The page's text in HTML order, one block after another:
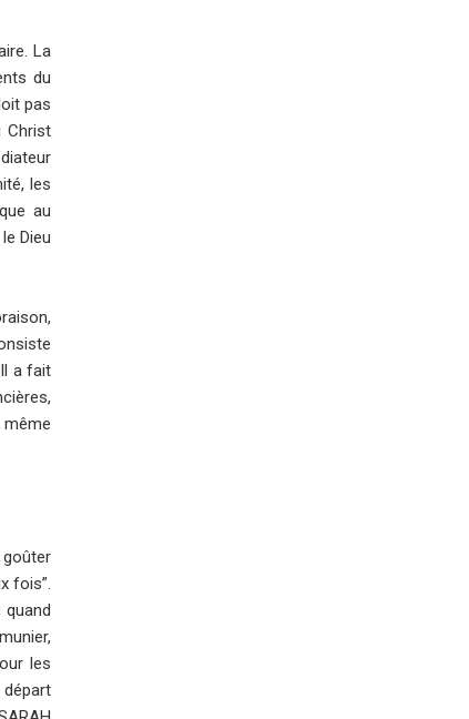
La
du
pas
Christ
les
au
Dieu
a fait
fois”.
quand
les